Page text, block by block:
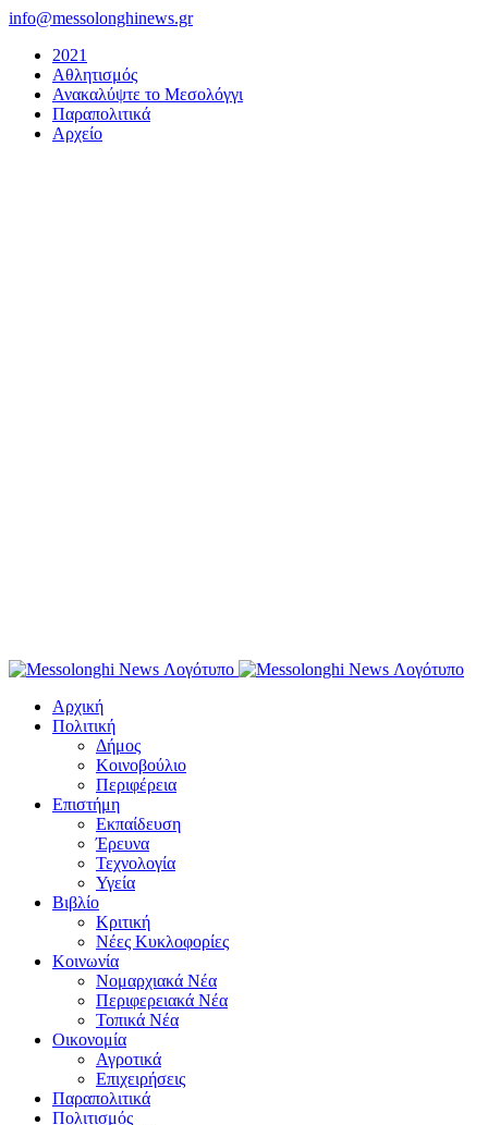
Μετάβαση
περιεχόμενο
info@messolonghinews.gr
2021
Αθλητισμός
Ανακαλύψτε το Μεσολόγγι
Παραπολιτικά
Αρχείο
Αρχική
Πολιτική
Δήμος
Κοινοβούλιο
Περιφέρεια
Επιστήμη
Εκπαίδευση
Έρευνα
Τεχνολογία
Υγεία
Βιβλίο
Κριτική
Νέες Κυκλοφορίες
Κοινωνία
Νομαρχιακά Νέα
Περιφερειακά Νέα
Τοπικά Νέα
Οικονομία
Αγροτικά
Επιχειρήσεις
Παραπολιτικά
Πολιτισμός